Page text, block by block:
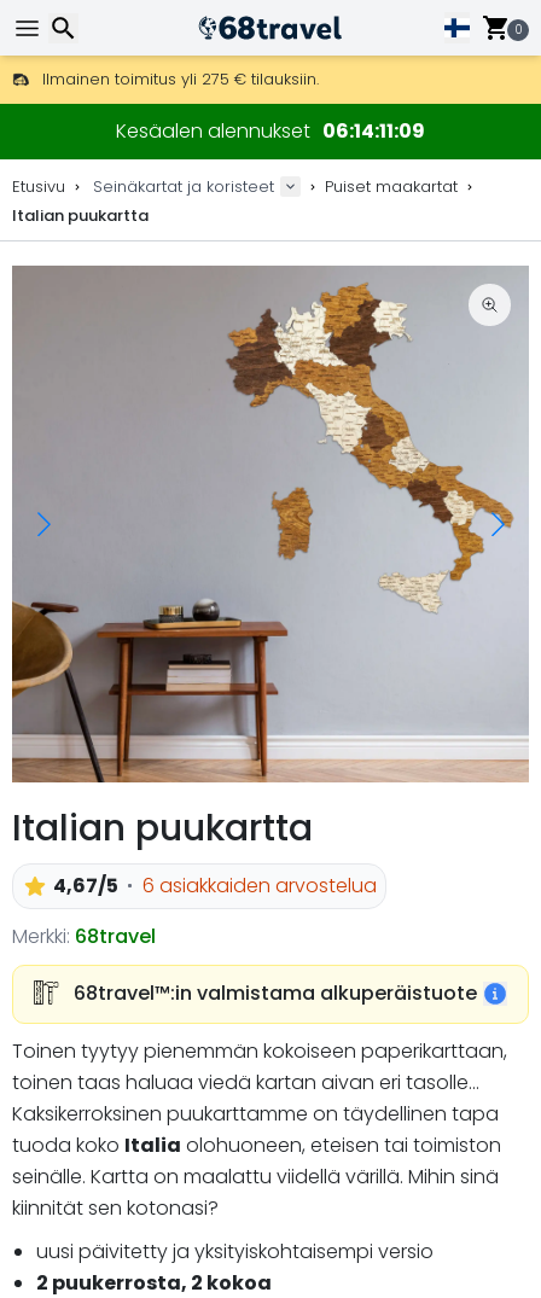
0
Ilmainen toimitus yli 275 € tilauksiin.
Mahdollisuus lähettää DHL Express -lähetyksenä (toimitus 24
30 päivää palautukseen, 90 päivää puukarttoihin ja koristeisiin.
Kesäalen alennukset 06 14 11 09
Etusivu Seinäkartat ja koristeet
Puiset maakartat
Italian puukartta
Italian puukartta
4,67/5
6 asiakkaiden arvostelua
Merkki: 68travel
68travel™️:in valmistama alkuperäistuote
Toinen tyytyy pienemmän kokoiseen paperikarttaan,
toinen taas haluaa viedä kartan aivan eri tasolle...
Kaksikerroksinen puukarttamme on täydellinen tapa
tuoda koko Italia olohuoneen, eteisen tai toimiston
seinälle. Kartta on maalattu viidellä värillä. Mihin sinä
kiinnität sen kotonasi?
uusi päivitetty ja yksityiskohtaisempi versio
2 puukerrosta, 2 kokoa
Etsi